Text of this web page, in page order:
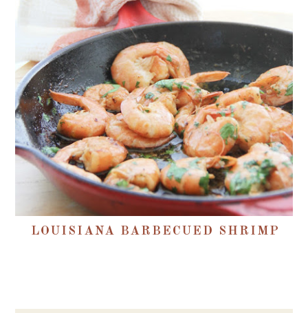
LOUISIANA BARBECUED SHRIMP